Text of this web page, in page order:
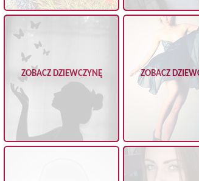
ZOBACZ DZIEWCZYNĘ ZOBACZ